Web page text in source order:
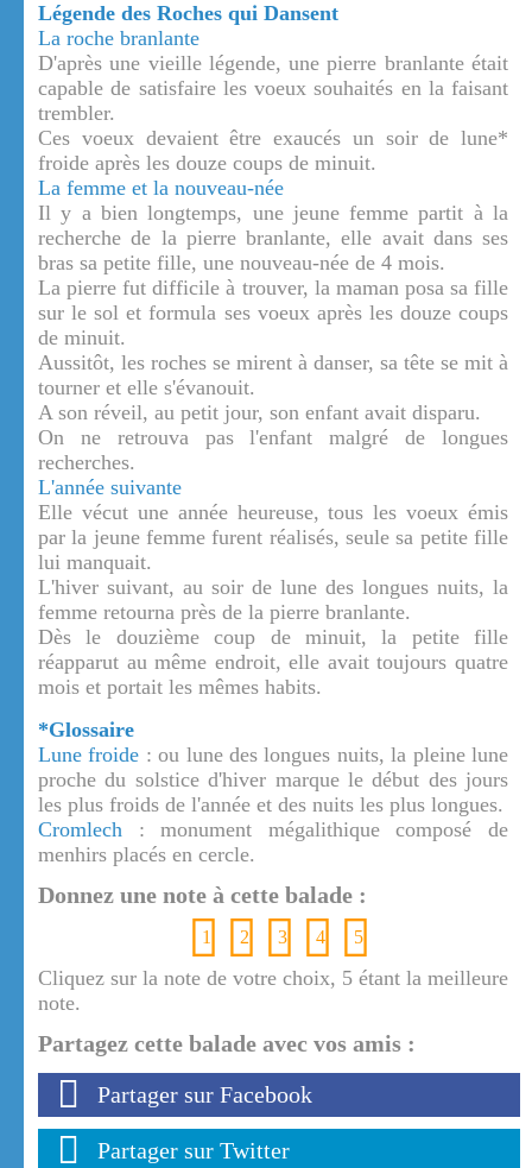
Légende des Roches qui Dansent
La roche branlante
D'après une vieille légende, une pierre branlante était
capable de satisfaire les voeux souhaités en la faisant
trembler.
Ces voeux devaient être exaucés un soir de lune*
froide après les douze coups de minuit.
La femme et la nouveau-née
Il y a bien longtemps, une jeune femme partit à la
recherche de la pierre branlante, elle avait dans ses
bras sa petite fille, une nouveau-née de 4 mois.
La pierre fut difficile à trouver, la maman posa sa fille
sur le sol et formula ses voeux après les douze coups
de minuit.
Aussitôt, les roches se mirent à danser, sa tête se mit à
tourner et elle s'évanouit.
A son réveil, au petit jour, son enfant avait disparu.
On ne retrouva pas l'enfant malgré de longues
recherches.
L'année suivante
Elle vécut une année heureuse, tous les voeux émis
par la jeune femme furent réalisés, seule sa petite fille
lui manquait.
L'hiver suivant, au soir de lune des longues nuits, la
femme retourna près de la pierre branlante.
Dès le douzième coup de minuit, la petite fille
réapparut au même endroit, elle avait toujours quatre
mois et portait les mêmes habits.
*Glossaire
Lune froide : ou lune des longues nuits, la pleine lune
proche du solstice d'hiver marque le début des jours
les plus froids de l'année et des nuits les plus longues.
Cromlech : monument mégalithique composé de
menhirs placés en cercle.
Donnez une note à cette balade :
1 2 3 4 5
Cliquez sur la note de votre choix, 5 étant la meilleure
note.
Partagez cette balade avec vos amis :
Partager sur Facebook
Partager sur Twitter